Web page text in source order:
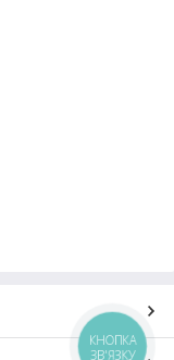
КНОПКА
ЗВ'ЯЗКУ